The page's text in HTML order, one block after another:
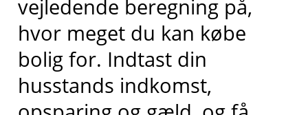
vejledende beregning på,
hvor meget du kan købe
bolig for. Indtast din
husstands indkomst,